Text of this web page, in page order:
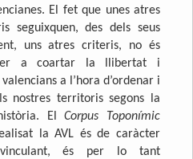
El fet que unes atres
seguixquen, des dels seus
uns atres criteris, no és
a coartar la llibertat i
a l’hora d’ordenar i
nostres territoris segons la
ElCorpus Toponímic
la AVL és de caràcter
és per lo tant